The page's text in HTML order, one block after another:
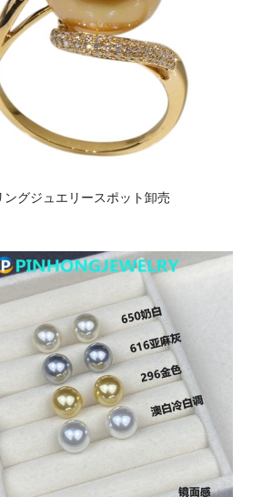
ングジュエリースポット卸売